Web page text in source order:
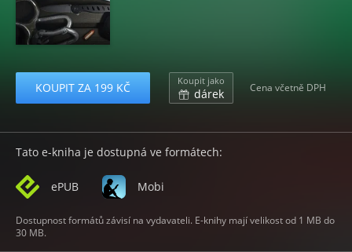
KOUPIT ZA 199 KČ Koupit jako
dárek Cena včetně DPH
Tato e-kniha je dostupná ve formátech:
ePUB Mobi
Dostupnost formátů závisí na vydavateli. E-knihy mají velikost od 1 MB do
30 MB.